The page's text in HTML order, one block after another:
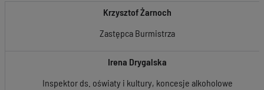
Krzysztof Żarnoch
Zastępca Burmistrza
Irena Drygalska
Inspektor ds. oświaty i kultury, koncesje alkoholowe